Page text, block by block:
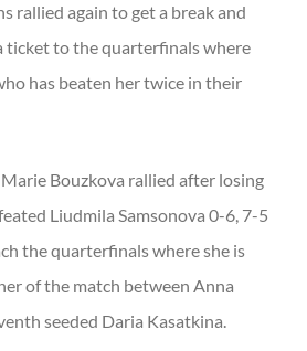
rallied again to get a break and
ticket to the quarterfinals where
has beaten her twice in their
Bouzkova rallied after losing
Liudmila Samsonova 0-6, 7-5
the quarterfinals where she is
of the match between Anna
seeded Daria Kasatkina.